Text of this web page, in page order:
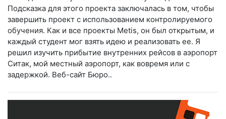
Подсказка для этого проекта заключалась в том, чтобы
завершить проект с использованием контролируемого
обучения. Как и все проекты Metis, он был открытым, и
каждый студент мог взять идею и реализовать ее. Я
решил изучить прибытие внутренних рейсов в аэропорт
Ситак, мой местный аэропорт, как вовремя или с
задержкой. Веб-сайт Бюро..